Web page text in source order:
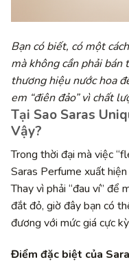
Bạn có biết, có một
mà không cần phải bán
thương hiệu nước hoa
em “điên đảo” vì chất
Tại Sao Saras
Vậy?
Trong thời đại mà việc
Saras Perfume xuất
Thay vì phải “đau ví” để
đắt đỏ, giờ đây bạn có
đương với mức giá cực
Điểm đặc biệt của